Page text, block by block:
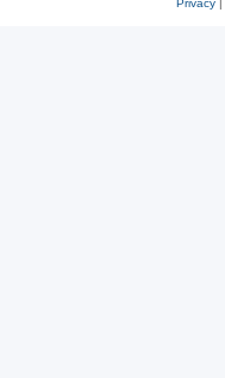
Privacy |